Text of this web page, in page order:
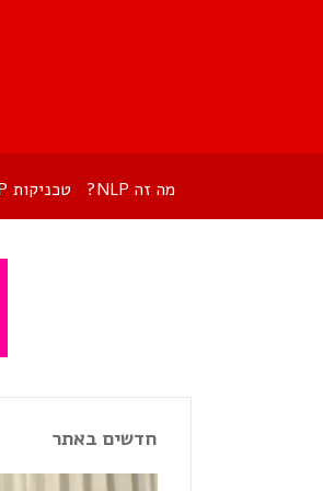
מה זה NLP? טכניקות NLP
חדשים באתר